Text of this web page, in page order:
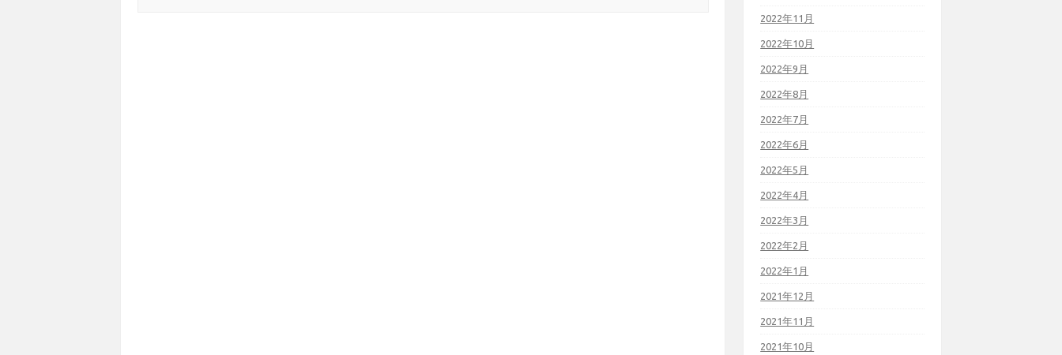
2022年11月
2022年10月
2022年9月
2022年8月
2022年7月
2022年6月
2022年5月
2022年4月
2022年3月
2022年2月
2022年1月
2021年12月
2021年11月
2021年10月